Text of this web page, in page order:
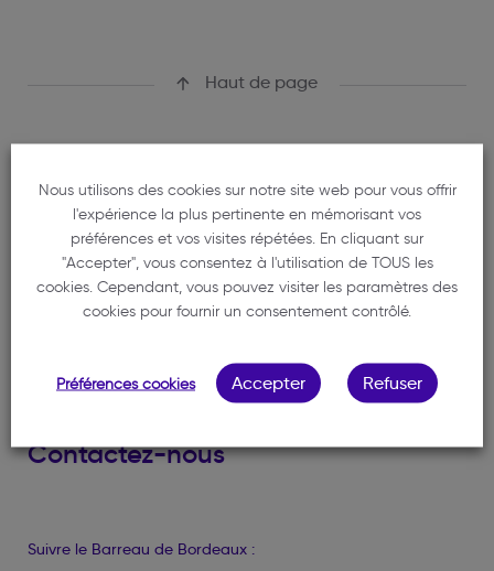
Haut de page
Ordre des avocats du Barreau de Bordeaux
1 rue de Cursol
33000 BORDEAUX
Trouver un avocat
Trouver un médiateur
Contactez-nous
Suivre le Barreau de Bordeaux :
Nous utilisons des cookies sur notre site web pour vous offrir
l'expérience la plus pertinente en mémorisant vos
préférences et vos visites répétées. En cliquant sur
"Accepter", vous consentez à l'utilisation de TOUS les
cookies. Cependant, vous pouvez visiter les paramètres des
cookies pour fournir un consentement contrôlé.
Préférences cookies Accepter Refuser